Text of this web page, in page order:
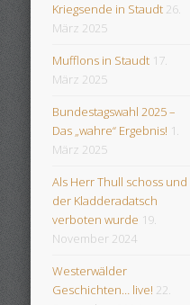
Kriegsende in Staudt 26.
März 2025
Mufflons in Staudt 17.
März 2025
Bundestagswahl 2025 –
Das „wahre“ Ergebnis! 1.
März 2025
Als Herr Thull schoss und
der Kladderadatsch
verboten wurde 19.
November 2024
Westerwälder
Geschichten… live! 22.